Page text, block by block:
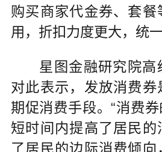
购买商家代金券、套
用，折扣力度更大，统一
星图金融研究院高
对此表示，发放消费券
期促消费手段。“消费
短时间内提高了居民的
了居民的边际消费倾